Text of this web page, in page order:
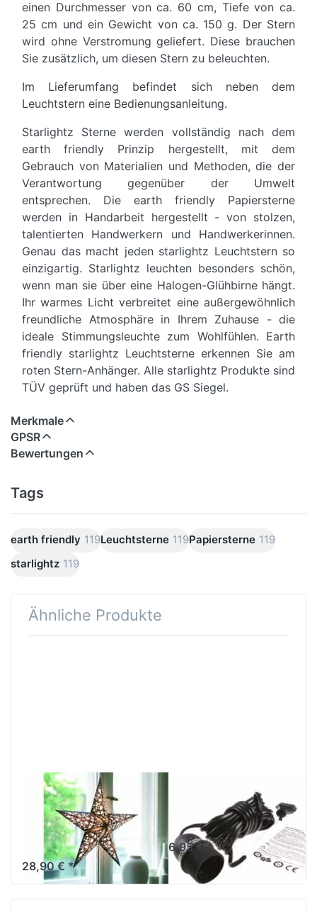
einen Durchmesser von ca. 60 cm, Tiefe von ca.
25 cm und ein Gewicht von ca. 150 g. Der Stern
wird ohne Verstromung geliefert. Diese brauchen
Sie zusätzlich, um diesen Stern zu beleuchten.
Im Lieferumfang befindet sich neben dem
Leuchtstern eine Bedienungsanleitung.
Starlightz Sterne werden vollständig nach dem
earth friendly Prinzip hergestellt, mit dem
Gebrauch von Materialien und Methoden, die der
Verantwortung gegenüber der Umwelt
entsprechen. Die earth friendly Papiersterne
werden in Handarbeit hergestellt - von stolzen,
talentierten Handwerkern und Handwerkerinnen.
Genau das macht jeden starlightz Leuchtstern so
einzigartig. Starlightz leuchten besonders schön,
wenn man sie über eine Halogen-Glühbirne hängt.
Ihr warmes Licht verbreitet eine außergewöhnlich
freundliche Atmosphäre in Ihrem Zuhause - die
ideale Stimmungsleuchte zum Wohlfühlen. Earth
friendly starlightz Leuchtsterne erkennen Sie am
roten Stern-Anhänger. Alle starlightz Produkte sind
TÜV geprüft und haben das GS Siegel.
Merkmale
GPSR
Bewertungen
Tags
earth friendly 119Leuchtsterne 119Papiersterne 119
starlightz 119
Ähnliche Produkte
EARTH FRIENDLY
starlightz table
stand
Lampenfuß M
28,90 € *
Verstromung
schwarz 4 m
6,95 € *